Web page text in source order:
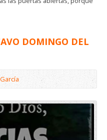
DOMINGO DEL